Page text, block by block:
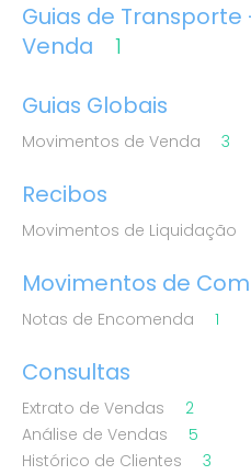
Guias de
Venda
1
Guias Globais
Movimentos de Venda 3
Recibos
Movimentos de Liquidação
Movimentos de
Notas de Encomenda 1
Consultas
Extrato de Vendas
2
Análise de Vendas
5
Histórico de Clientes
3